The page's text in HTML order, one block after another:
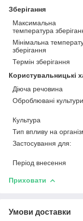
Зберігання
Максимальна
температура
Мінімальна
зберігання
Термін зберігання
Користувальницькі
Діюча речовина
Оброблювані культури
Культура
Тип впливу на
Застосування для:
Період внесення
Приховати
Умови доставки